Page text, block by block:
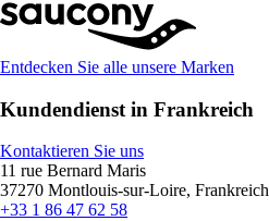
Entdecken Sie alle unsere Marken
Kundendienst in Frankreich
Kontaktieren Sie uns
11 rue Bernard Maris
37270 Montlouis-sur-Loire, Frankreich
+33 1 86 47 62 58